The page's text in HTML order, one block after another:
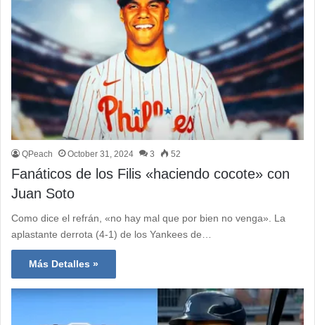
QPeach October 31, 2024 3 52
Fanáticos de los Filis «haciendo cocote» con
Juan Soto
Como dice el refrán, «no hay mal que por bien no venga». La
aplastante derrota (4-1) de los Yankees de…
Más Detalles »